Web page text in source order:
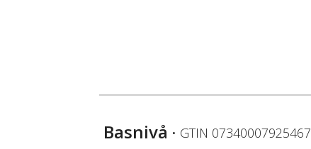
Basnivå • GTIN 07340007925467